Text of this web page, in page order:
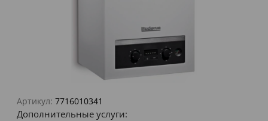
Артикул: 7716010341
Дополнительные услуги: